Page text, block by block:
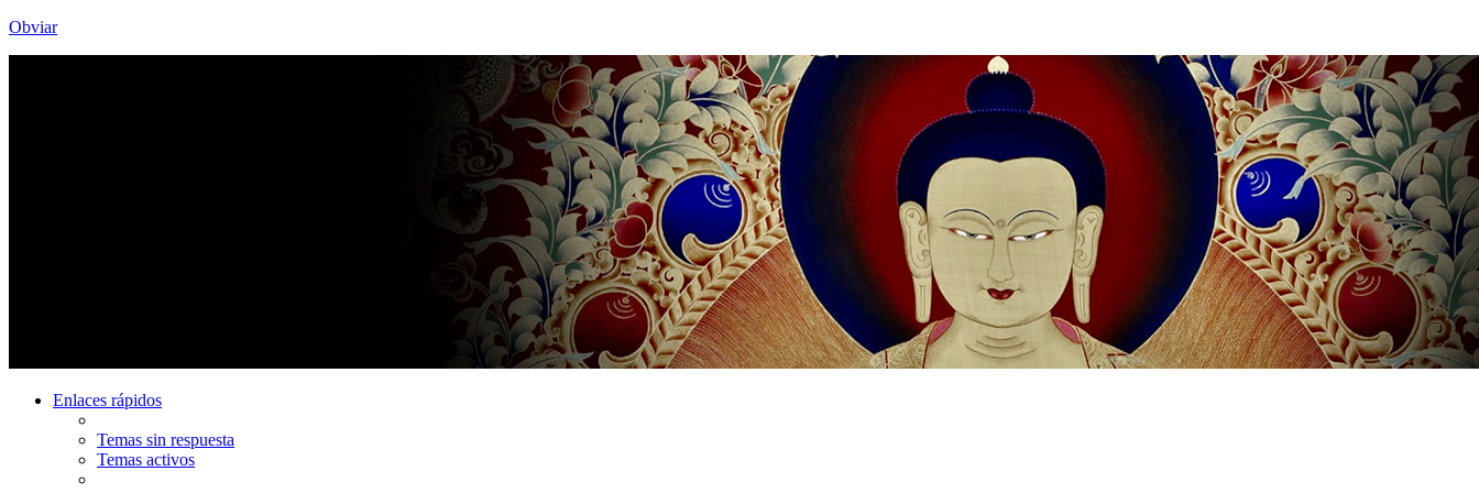
Obviar
Enlaces rápidos
Temas sin respuesta
Temas activos